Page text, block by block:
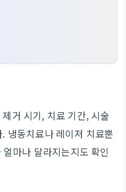
거 시기, 치료 기간, 시술
냉동치료나 레이저 치료뿐
마나 달라지는지도 확인